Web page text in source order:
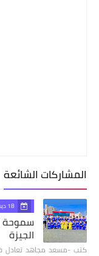
المشاركات الشائعة
18 ديسمبر 2023
سموحة
الجيزة